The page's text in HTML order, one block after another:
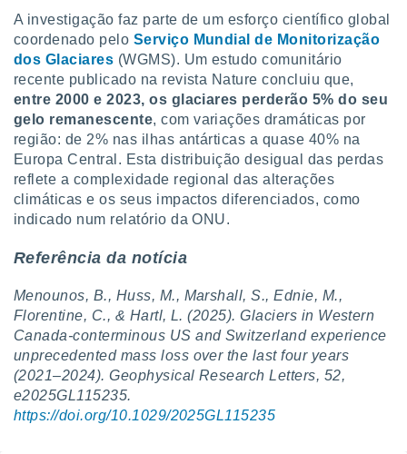
A investigação faz parte de um esforço científico global
coordenado pelo Serviço Mundial de Monitorização
dos Glaciares (WGMS). Um estudo comunitário
recente publicado na revista Nature concluiu que,
entre 2000 e 2023, os glaciares perderão 5% do seu
gelo remanescente, com variações dramáticas por
região: de 2% nas ilhas antárticas a quase 40% na
Europa Central. Esta distribuição desigual das perdas
reflete a complexidade regional das alterações
climáticas e os seus impactos diferenciados, como
indicado num relatório da ONU.
Referência da notícia
Menounos, B., Huss, M., Marshall, S., Ednie, M.,
Florentine, C., & Hartl, L. (2025). Glaciers in Western
Canada-conterminous US and Switzerland experience
unprecedented mass loss over the last four years
(2021–2024). Geophysical Research Letters, 52,
e2025GL115235.
https://doi.org/10.1029/2025GL115235